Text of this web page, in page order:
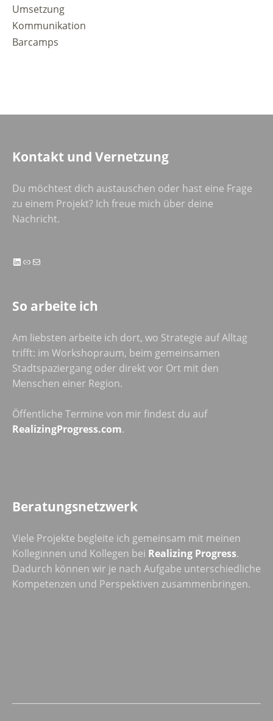
Umsetzung
Kommunikation
Barcamps
Kontakt und Vernetzung
Du möchtest dich austauschen oder hast eine Frage
zu einem Projekt? Ich freue mich über deine
Nachricht.
LinkedIn
LinkE-Mail
So arbeite ich
Am liebsten arbeite ich dort, wo Strategie auf Alltag
trifft: im Workshopraum, beim gemeinsamen
Stadtspaziergang oder direkt vor Ort mit den
Menschen einer Region.
Öffentliche Termine von mir findest du auf
RealizingProgress.com.
Beratungsnetzwerk
Viele Projekte begleite ich gemeinsam mit meinen
Kolleginnen und Kollegen bei Realizing Progress.
Dadurch können wir je nach Aufgabe unterschiedliche
Kompetenzen und Perspektiven zusammenbringen.